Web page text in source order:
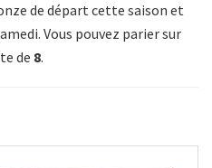
de départ cette saison et
Vous pouvez parier sur
de 8.